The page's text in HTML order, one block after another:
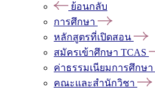
ย้อนกลับ
การศึกษา
หลักสูตรที่เปิดสอน
สมัครเข้าศึกษา TCAS
ค่าธรรมเนียมการศึกษา
คณะและสำนักวิชา